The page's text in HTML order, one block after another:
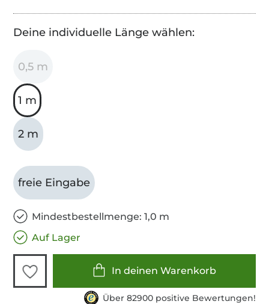
Deine individuelle Länge wählen:
0,5 m
1 m
2 m
freie Eingabe
Mindestbestellmenge: 1,0 m
Auf Lager
In deinen Warenkorb
Über 82900 positive Bewertungen!